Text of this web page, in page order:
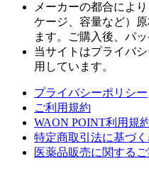
メーカーの都合によ
ケージ、容量など）
ます。ご購入後、パ
当サイトはプライバ
用しています。
プライバシーポリシー
ご利用規約
WAON POINT利用規
特定商取引法に基づ
医薬品販売に関する